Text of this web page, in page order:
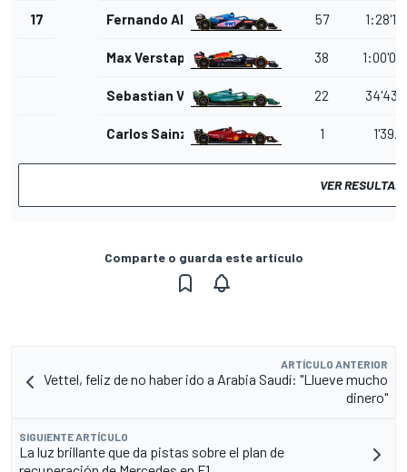
17 Fernando Alonso 57
Max Verstappen 38
Sebastian Vettel 22
Carlos Sainz Jr. 1
VER
Comparte o guarda este artículo
ARTÍCULO ANTERIOR
Vettel, feliz de no haber ido a Arabia Saudí: "Llueve mucho
dinero"
SIGUIENTE ARTÍCULO
La luz brillante que da pistas sobre el plan de